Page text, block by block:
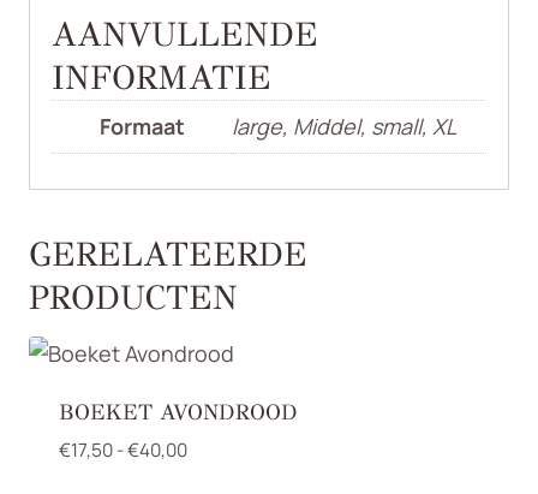
AANVULLENDE
INFORMATIE
Formaat large, Middel, small, XL
GERELATEERDE
PRODUCTEN
BOEKET AVONDROOD
€17,50-€40,00Prijsklasse: